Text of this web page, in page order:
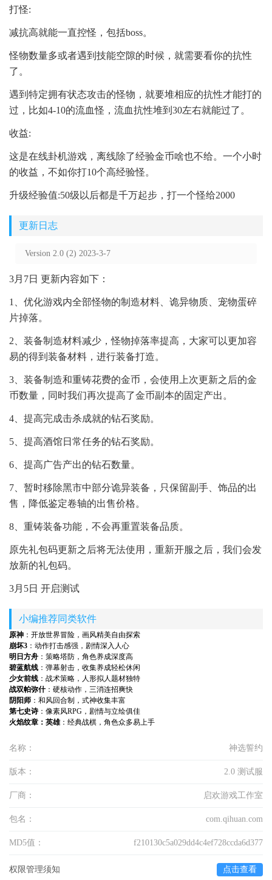
打怪:
减抗高就能一直控怪，包括boss。
怪物数量多或者遇到技能空隙的时候，就需要看你的抗性
了。
遇到特定拥有状态攻击的怪物，就要堆相应的抗性才能打的
过，比如4-10的流血怪，流血抗性堆到30左右就能过了。
收益:
这是在线卦机游戏，离线除了经验金币啥也不给。一个小时
的收益，不如你打10个高经验怪。
升级经验值:50级以后都是千万起步，打一个怪给2000
更新日志
Version 2.0 (2) 2023-3-7
3月7日 更新内容如下：
1、优化游戏内全部怪物的制造材料、诡异物质、宠物蛋碎
片掉落。
2、装备制造材料减少，怪物掉落率提高，大家可以更加容
易的得到装备材料，进行装备打造。
3、装备制造和重铸花费的金币，会使用上次更新之后的金
币数量，同时我们再次提高了金币副本的固定产出。
4、提高完成击杀成就的钻石奖励。
5、提高酒馆日常任务的钻石奖励。
6、提高广告产出的钻石数量。
7、暂时移除黑市中部分诡异装备，只保留副手、饰品的出
售，降低鉴定卷轴的出售价格。
8、重铸装备功能，不会再重置装备品质。
原先礼包码更新之后将无法使用，重新开服之后，我们会发
放新的礼包码。
3月5日 开启测试
小编推荐同类软件
原神 ：开放世界冒险，画风精美自由探索
崩坏3 ：动作打击感强，剧情深入人心
明日方舟 ：策略塔防，角色养成深度高
碧蓝航线 ：弹幕射击，收集养成轻松休闲
少女前线 ：战术策略，人形拟人题材独特
战双帕弥什：硬核动作，三消连招爽快
阴阳师 ：和风回合制，式神收集丰富
第七史诗：像素风RPG，剧情与立绘俱佳
火焰纹章：英雄：经典战棋，角色众多易上手
名称： 神选誓约
版本： 2.0 测试服
厂商： 启欢游戏工作室
包名： com.qihuan.com
MD5值： f210130c5a029dd4c4ef728ccda6d377
权限管理须知 点击查看